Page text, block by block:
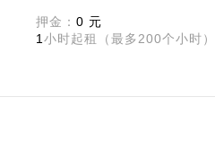
押金： 0 元
1 小时起租（最多200个小时）